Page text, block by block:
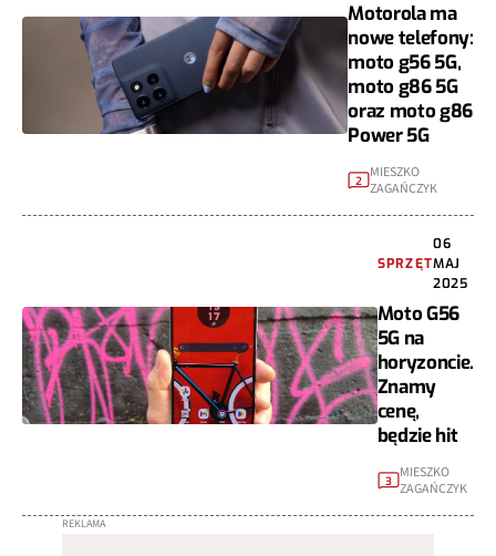
Motorola ma
nowe telefony:
moto g56 5G,
moto g86 5G
oraz moto g86
Power 5G
2
MIESZKO
ZAGAŃCZYK
SPRZĘT
06
MAJ
2025
Moto G56
5G na
horyzoncie.
Znamy
cenę,
będzie hit
3 MIESZKO
ZAGAŃCZYK